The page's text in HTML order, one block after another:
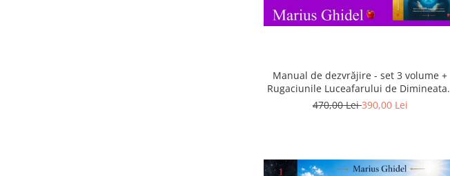
Manual de dezvrăjire - set 3 volume +
Rugaciunile Luceafarului de Dimineata
Gratuit)
470,00 Lei390,00 Lei